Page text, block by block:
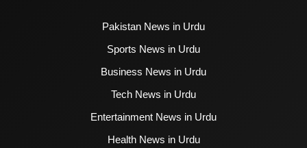
Pakistan News in Urdu
Sports News in Urdu
Business News in Urdu
Tech News in Urdu
Entertainment News in Urdu
Health News in Urdu